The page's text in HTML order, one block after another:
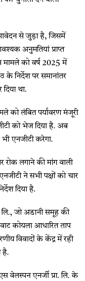
आवेदन से जुड़ा है, जिसमें
अनुमतियां प्राप्त
मामले को वर्ष 2025 में
के निर्देश पर समानांतर
था.
को लंबित पर्यावरण मंजूरी
को भेज दिया है. अब
एनजीटी करेगा.
रोक लगाने की मांग वाली
ने सभी पक्षों को चार
दिया है.
लि., जो अडानी समूह की
कोयला आधारित ताप
विवादों के केंद्र में रही
है.
वेलस्पन एनर्जी प्रा. लि. के